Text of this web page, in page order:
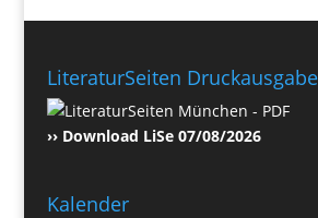
LiteraturSeiten Druckausgabe
›› Download LiSe 07/08/2026
Kalender